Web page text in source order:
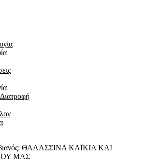
ΘΑΛΑΣΣΙΝΑ ΚΑΪΚΙΑ ΚΑΙ
ΜΑΣ